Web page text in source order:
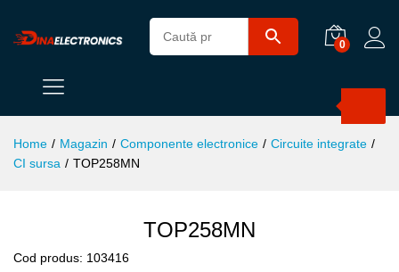
0
Home / Magazin / Componente electronice / Circuite integrate /
CI sursa / TOP258MN
TOP258MN
Cod produs: 103416